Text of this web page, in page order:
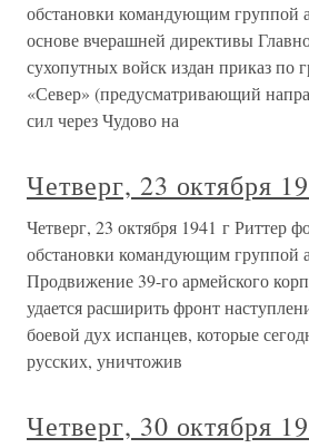
обстановки командующим группой
основе вчерашней директивы
сухопутных войск издан приказ по
«Север» (предусматривающий
сил через Чудово на
Четверг, 23 октября
Четверг, 23 октября 1941 г Риттер
обстановки командующим группой
Продвижение 39-го армейского
удается расширить фронт
боевой дух испанцев, которые
русских, уничтожив
Четверг, 30 октября